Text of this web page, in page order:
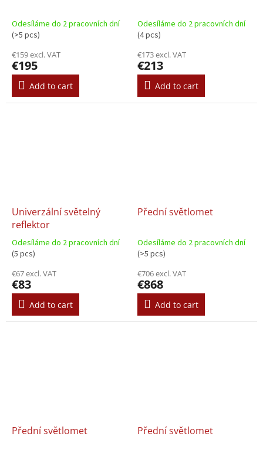
Odesíláme do 2 pracovních dní
(>5 pcs)
€159 excl. VAT
€195
Add to cart
Odesíláme do 2 pracovních dní
(4 pcs)
€173 excl. VAT
€213
Add to cart
Univerzální světelný
reflektor
Odesíláme do 2 pracovních dní
(5 pcs)
€67 excl. VAT
€83
Add to cart
Přední světlomet
Odesíláme do 2 pracovních dní
(>5 pcs)
€706 excl. VAT
€868
Add to cart
Přední světlomet Přední světlomet